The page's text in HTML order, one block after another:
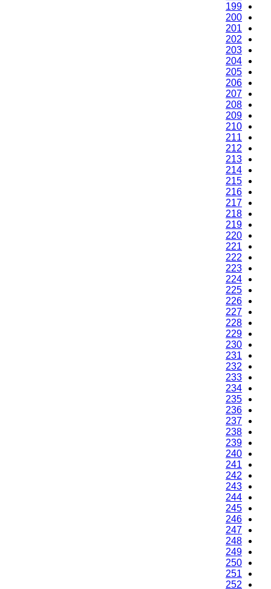
197
198
199
200
201
202
203
204
205
206
207
208
209
210
211
212
213
214
215
216
217
218
219
220
221
222
223
224
225
226
227
228
229
230
231
232
233
234
235
236
237
238
239
240
241
242
243
244
245
246
247
248
249
250